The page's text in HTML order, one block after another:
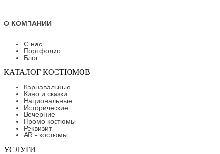
О КОМПАНИИ
О нас
Портфолио
Блог
КАТАЛОГ КОСТЮМОВ
Карнавальные
Кино и сказки
Национальные
Исторические
Вечерние
Промо костюмы
Реквизит
AR - костюмы
УСЛУГИ